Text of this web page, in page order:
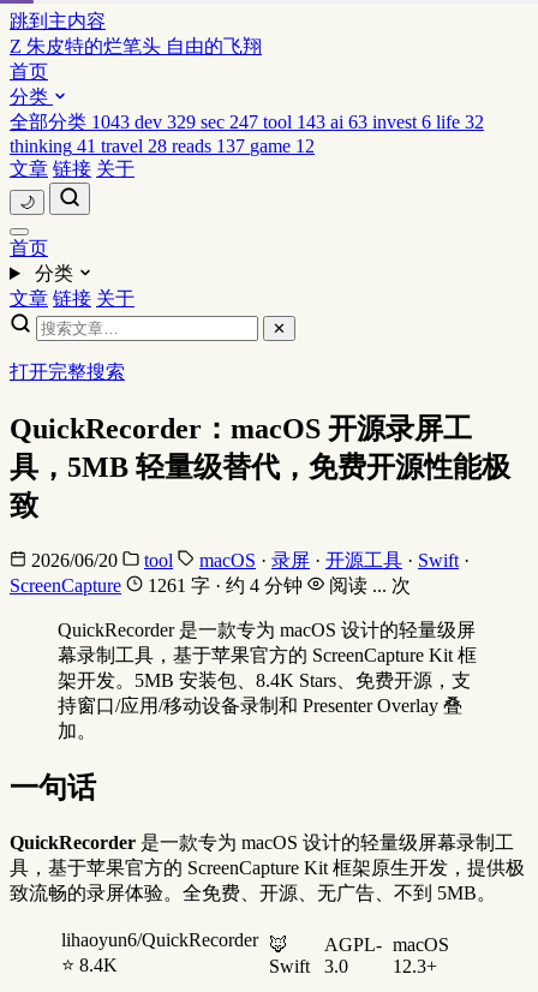
跳到主内容
Z 朱皮特的烂笔头 自由的飞翔
首页
分类
全部分类 1043 dev 329 sec 247 tool 143 ai 63 invest 6 life 32
thinking 41 travel 28 reads 137 game 12
文章 链接 关于
🌙
首页
分类
文章 链接 关于
✕
打开完整搜索
QuickRecorder：macOS 开源录屏工
具，5MB 轻量级替代，免费开源性能极
致
2026/06/20 tool macOS · 录屏 · 开源工具 · Swift ·
ScreenCapture
1261 字 · 约 4 分钟 阅读 ... 次
QuickRecorder 是一款专为 macOS 设计的轻量级屏
幕录制工具，基于苹果官方的 ScreenCapture Kit 框
架开发。5MB 安装包、8.4K Stars、免费开源，支
持窗口/应用/移动设备录制和 Presenter Overlay 叠
加。
一句话
QuickRecorder 是一款专为 macOS 设计的轻量级屏幕录制工
具，基于苹果官方的 ScreenCapture Kit 框架原生开发，提供极
致流畅的录屏体验。全免费、开源、无广告、不到 5MB。
lihaoyun6/QuickRecorder
⭐ 8.4K
🦊
Swift
AGPL-
3.0
macOS
12.3+